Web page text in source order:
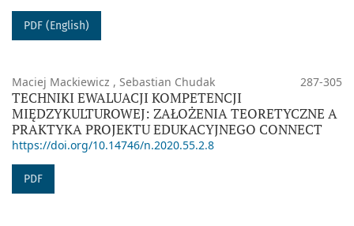
PDF (English)
Maciej Mackiewicz , Sebastian Chudak 287-305
TECHNIKI EWALUACJI KOMPETENCJI
MIĘDZYKULTUROWEJ: ZAŁOŻENIA TEORETYCZNE A
PRAKTYKA PROJEKTU EDUKACYJNEGO CONNECT
https://doi.org/10.14746/n.2020.55.2.8
PDF